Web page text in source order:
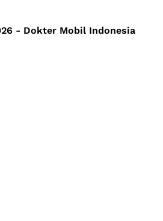
- Dokter Mobil Indonesia